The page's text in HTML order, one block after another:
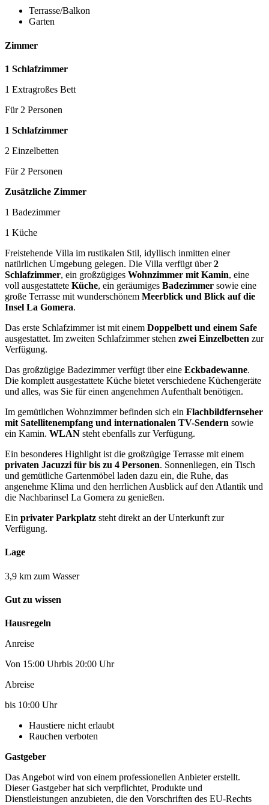
Terrasse/Balkon
Garten
Zimmer
1 Schlafzimmer
1 Extragroßes Bett
Für 2 Personen
1 Schlafzimmer
2 Einzelbetten
Für 2 Personen
Zusätzliche Zimmer
1 Badezimmer
1 Küche
Freistehende Villa im rustikalen Stil, idyllisch inmitten einer
natürlichen Umgebung gelegen. Die Villa verfügt über2
Schlafzimmer, ein großzügiges Wohnzimmer mit Kamin, eine
voll ausgestattete Küche, ein geräumiges Badezimmer sowie eine
große Terrasse mit wunderschönem Meerblick und Blick auf die
Insel La Gomera.
Das erste Schlafzimmer ist mit einem Doppelbett und einem Safe
ausgestattet. Im zweiten Schlafzimmer stehen zwei Einzelbetten zur
Verfügung.
Das großzügige Badezimmer verfügt über eine Eckbadewanne.
Die komplett ausgestattete Küche bietet verschiedene Küchengeräte
und alles, was Sie für einen angenehmen Aufenthalt benötigen.
Im gemütlichen Wohnzimmer befinden sich ein Flachbildfernseher
mit Satellitenempfang und internationalen TV-Sendern sowie
ein Kamin. WLAN steht ebenfalls zur Verfügung.
Ein besonderes Highlight ist die großzügige Terrasse mit einem
privaten Jacuzzi für bis zu 4 Personen. Sonnenliegen, ein Tisch
und gemütliche Gartenmöbel laden dazu ein, die Ruhe, das
angenehme Klima und den herrlichen Ausblick auf den Atlantik und
die Nachbarinsel La Gomera zu genießen.
Ein privater Parkplatz steht direkt an der Unterkunft zur
Verfügung.
Lage
3,9 km zum Wasser
Gut zu wissen
Hausregeln
Anreise
Von 15:00 Uhrbis 20:00 Uhr
Abreise
bis 10:00 Uhr
Haustiere nicht erlaubt
Rauchen verboten
Gastgeber
Das Angebot wird von einem professionellen Anbieter erstellt.
Dieser Gastgeber hat sich verpflichtet, Produkte und
Dienstleistungen anzubieten, die den Vorschriften des EU-Rechts